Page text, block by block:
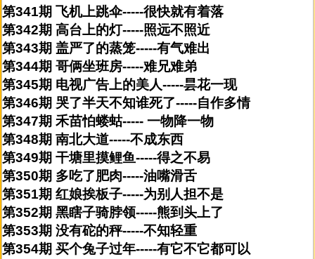
第341期 飞机上跳伞-----很快就有着落
第342期 高台上的灯-----照远不照近
第343期 盖严了的蒸笼-----有气难出
第344期 哥俩坐班房-----难兄难弟
第345期 电视广告上的美人-----昙花一现
第346期 哭了半天不知谁死了-----自作多情
第347期 禾苗怕蝼蛄----- 一物降一物
第348期 南北大道-----不成东西
第349期 干塘里摸鲤鱼-----得之不易
第350期 多吃了肥肉-----油嘴滑舌
第351期 红娘挨板子-----为别人担不是
第352期 黑瞎子骑脖领-----熊到头上了
第353期 没有砣的秤-----不知轻重
第354期 买个兔子过年-----有它不它都可以